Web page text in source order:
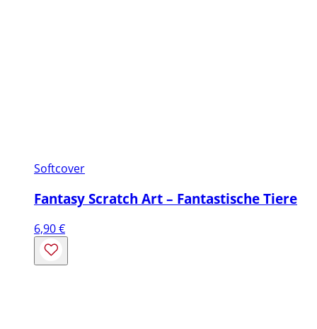
Softcover
Fantasy Scratch Art – Fantastische Tiere
6,90€